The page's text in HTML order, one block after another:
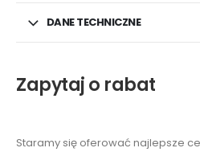
DANE TECHNICZNE
Zapytaj o rabat
Staramy się oferować najlepsze